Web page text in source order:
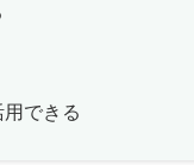
できる